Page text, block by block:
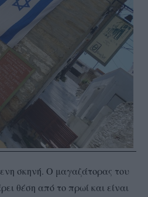
σκηνή. Ο μαγαζάτορας του
θέση από το πρωί και είναι